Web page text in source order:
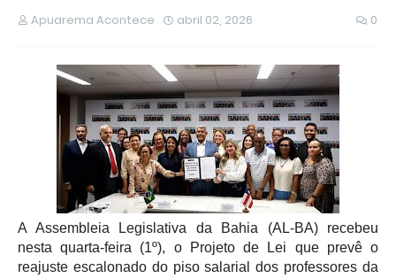
Apuarema Acontece abril 02, 2026 0
A Assembleia Legislativa da Bahia (AL-BA) recebeu
nesta quarta-feira (1º), o Projeto de Lei que prevê o
reajuste escalonado do piso salarial dos professores da